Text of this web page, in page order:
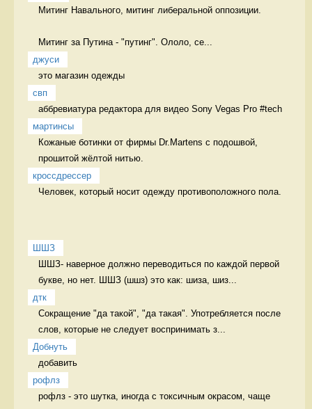
Митинг Навального, митинг либеральной оппозиции.
Митинг за Путина - "путинг". Ололо, се...
джуси
это магазин одежды
свп
аббревиатура редактора для видео Sony Vegas Pro #tech
мартинсы
Кожаные ботинки от фирмы Dr.Martens с подошвой,
прошитой жёлтой нитью.
кроссдрессер
Человек, который носит одежду противоположного пола.
ШШЗ
ШШЗ- наверное должно переводиться по каждой первой
букве, но нет. ШШЗ (шшз) это как: шиза, шиз...
дтк
Сокращение "да такой", "да такая". Употребляется после
слов, которые не следует воспринимать з...
Добнуть
добавить
рофлз
рофлз - это шутка, иногда с токсичным окрасом, чаще